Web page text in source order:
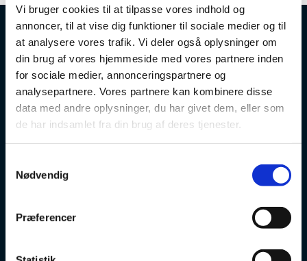
Vi bruger cookies til at tilpasse vores indhold og
annoncer, til at vise dig funktioner til sociale medier og til
at analysere vores trafik. Vi deler også oplysninger om
din brug af vores hjemmeside med vores partnere inden
for sociale medier, annonceringspartnere og
analysepartnere. Vores partnere kan kombinere disse
data med andre oplysninger, du har givet dem, eller som
de har indsamlet fra din brug af deres tjenester.
Nødvendig
Præferencer